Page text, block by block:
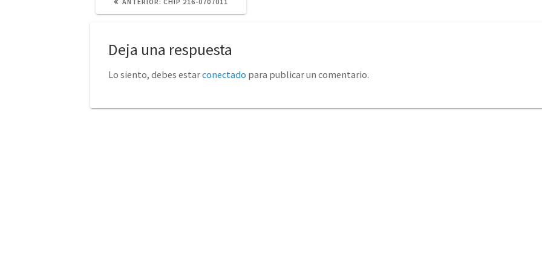
Deja una respuesta
Lo siento, debes estarconectado para publicar un comentario.